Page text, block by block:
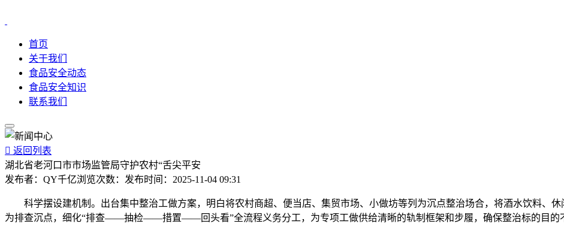
首页
关于我们
食品安全动态
食品安全知识
联系我们
 返回列表
湖北省老河口市市场监管局守护农村“舌尖平安
发布者： QY千亿浏览次数： 发布时间： 2025-11-04 09:31
科学摆设建机制。出台集中整治工做方案，明白将农村商超、便当店、集贸市场、小做坊等列为沉点整治场合，将酒水饮料、
为排查沉点，细化“排查——抽检——措置——回头看”全流程义务分工，为专项工做供给清晰的轨制框架和步履，确保整治标的目的